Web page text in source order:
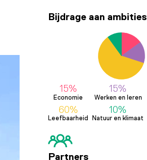
Bijdrage aan ambities
15%
Economie
15%
Werken en leren
60%
Leefbaarheid
10%
Natuur en klimaat
Partners